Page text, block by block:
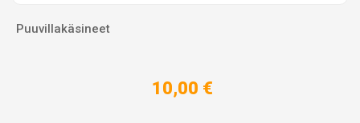
Puuvillakäsineet
10,00 €